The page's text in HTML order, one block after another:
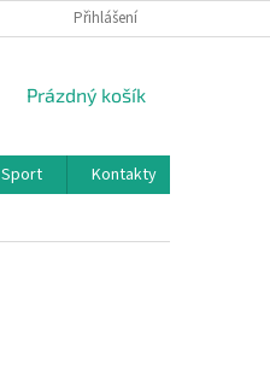
Přihlášení
NÁKUPNÍ
Prázdný košík
Sport
Kontakty